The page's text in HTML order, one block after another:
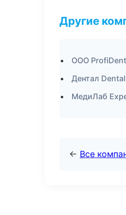
Другие
ООО
Дентал
МедиЛаб
← Все